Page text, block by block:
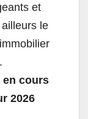
et
le
en cours
2026